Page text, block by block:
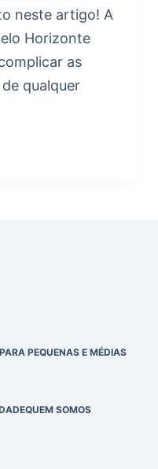
neste artigo! A
Horizonte
as
qualquer
PEQUENAS E MÉDIAS
QUEM SOMOS